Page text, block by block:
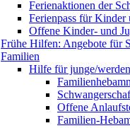
Ferienaktionen der
Ferienpass für Kinder
Offene Kinder- und
Frühe Hilfen: Angebote für
Familien
Hilfe für junge/
Offene
Familien-